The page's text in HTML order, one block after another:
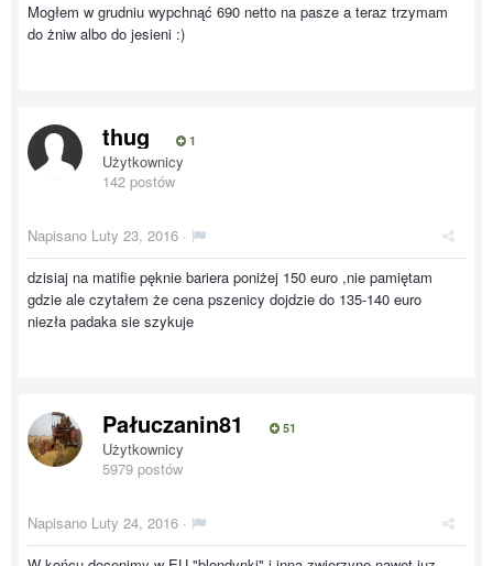
Mogłem w grudniu wypchnąć 690 netto na pasze a teraz trzymam
do żniw albo do jesieni :)
thug 1
Użytkownicy
142 postów
Napisano Luty 23, 2016 ·
dzisiaj na matifie pęknie bariera poniżej 150 euro ,nie pamiętam
gdzie ale czytałem że cena pszenicy dojdzie do 135-140 euro
niezła padaka sie szykuje
Pałuczanin81 51
Użytkownicy
5979 postów
Napisano Luty 24, 2016 ·